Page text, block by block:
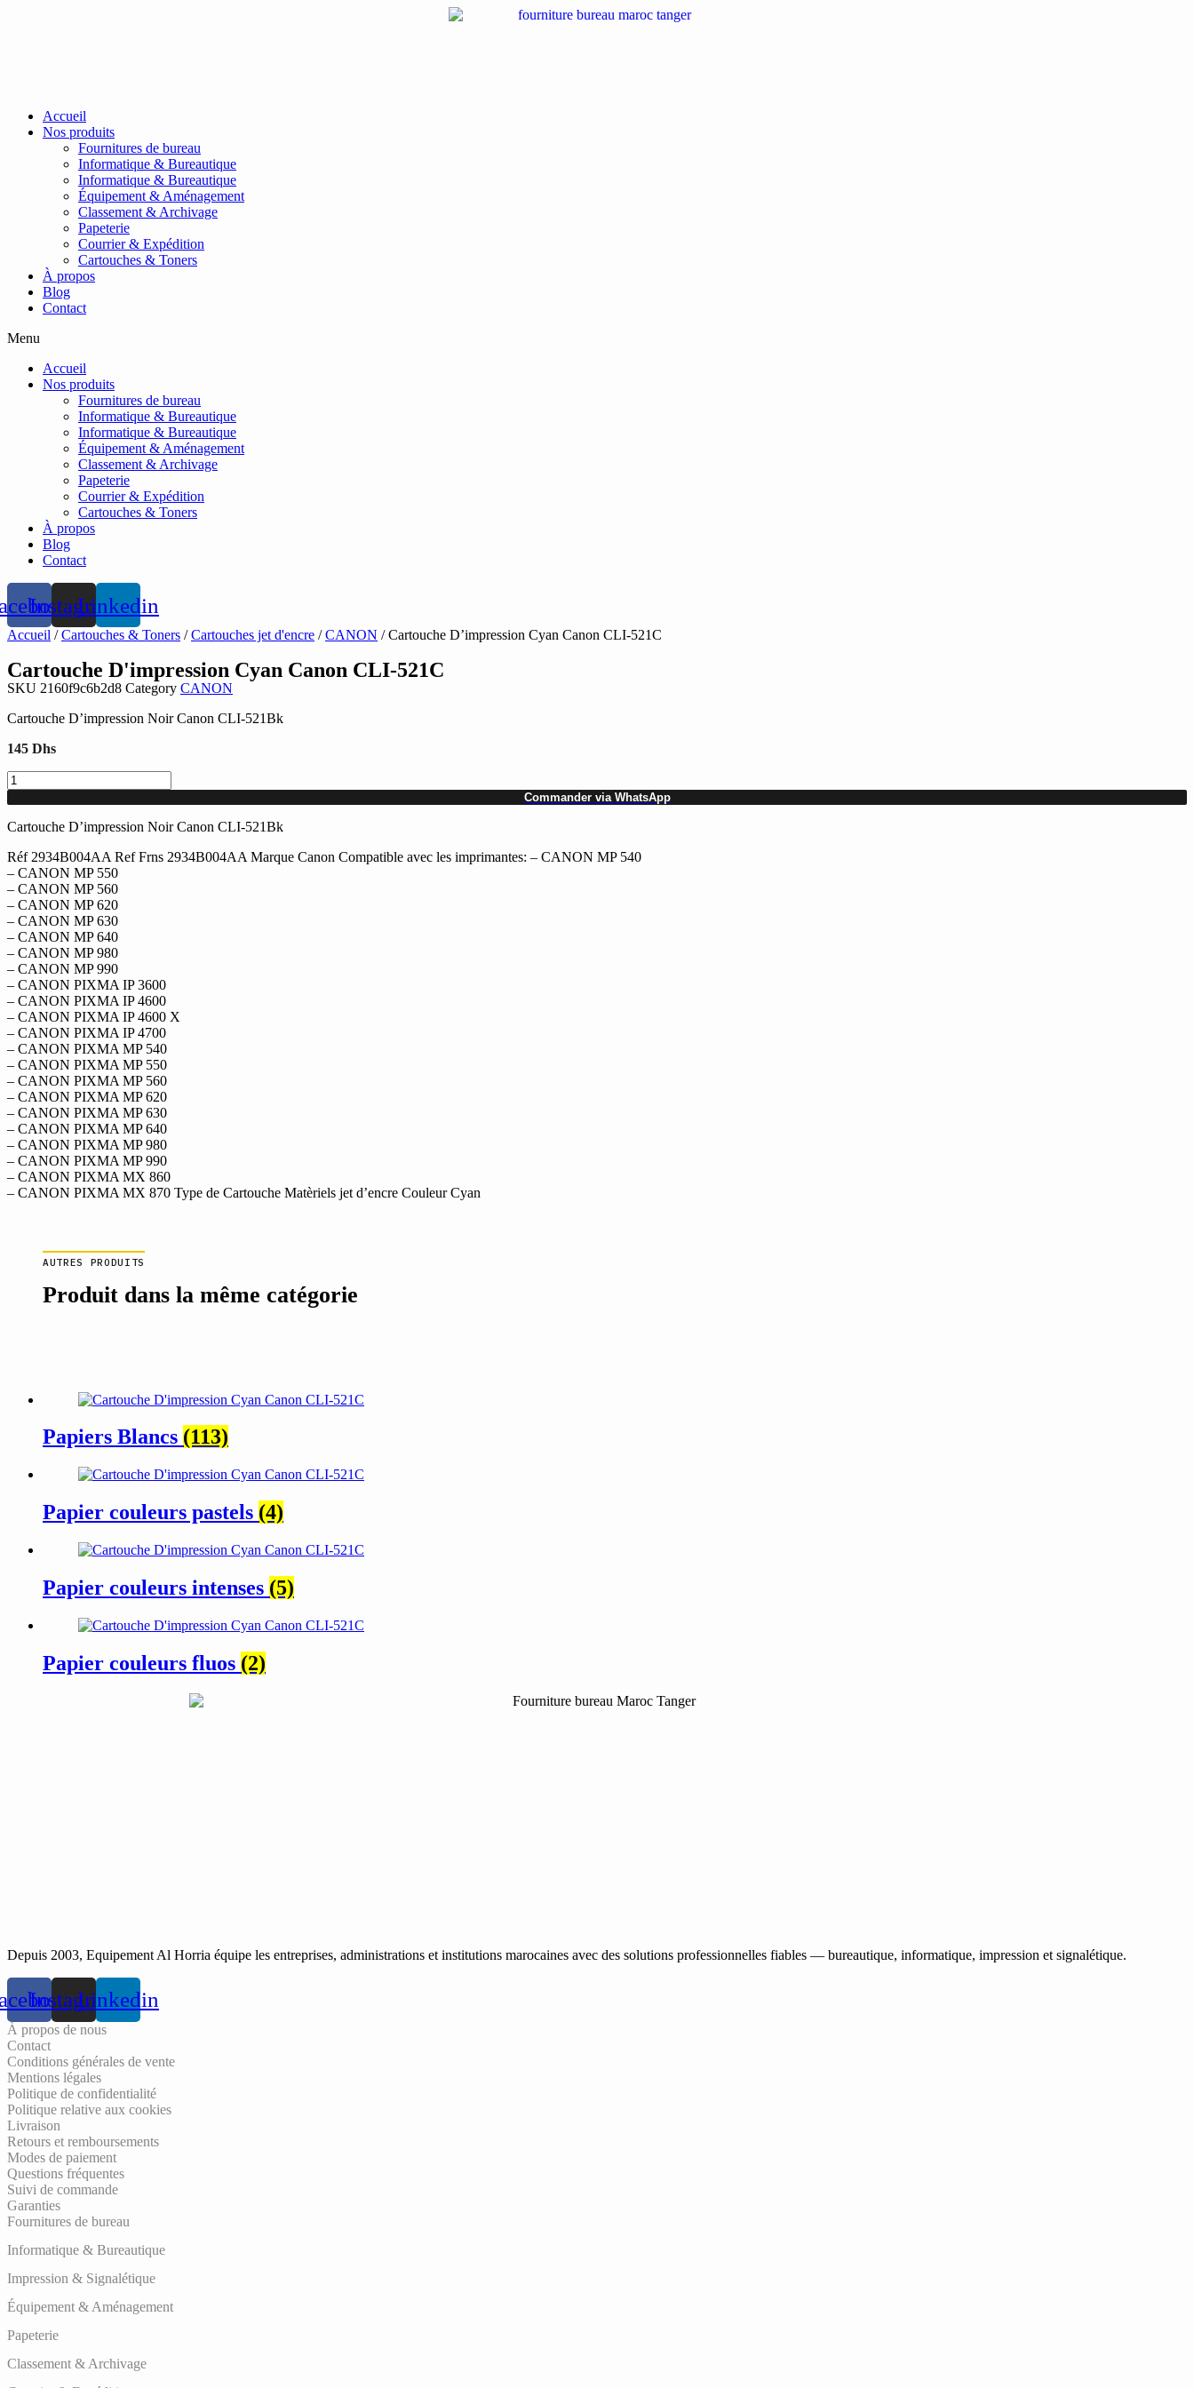
Accueil
Nos produits
Fournitures de bureau
Informatique & Bureautique
Informatique & Bureautique
Équipement & Aménagement
Classement & Archivage
Papeterie
Courrier & Expédition
Cartouches & Toners
À propos
Blog
Contact
Menu
Accueil
Nos produits
Fournitures de bureau
Informatique & Bureautique
Informatique & Bureautique
Équipement & Aménagement
Classement & Archivage
Papeterie
Courrier & Expédition
Cartouches & Toners
À propos
Blog
Contact
InstagramLinkedin
Accueil /Cartouches & Toners /Cartouches jet d'encre /CANON / Cartouche D’impression Cyan Canon CLI-521C
Cartouche D'impression Cyan Canon CLI-521C
SKU 2160f9c6b2d8 Category CANON
Cartouche D’impression Noir Canon CLI-521Bk
145 Dhs
quantité
de
Cartouche
D'impression
Canon
CLI-
521C
Commander via WhatsApp
Cartouche D’impression Noir Canon CLI-521Bk
Réf 2934B004AA Ref Frns 2934B004AA Marque Canon Compatible avec les imprimantes: – CANON MP 540
– CANON MP 550
– CANON MP 560
– CANON MP 620
– CANON MP 630
– CANON MP 640
– CANON MP 980
– CANON MP 990
– CANON PIXMA IP 3600
– CANON PIXMA IP 4600
– CANON PIXMA IP 4600 X
– CANON PIXMA IP 4700
– CANON PIXMA MP 540
– CANON PIXMA MP 550
– CANON PIXMA MP 560
– CANON PIXMA MP 620
– CANON PIXMA MP 630
– CANON PIXMA MP 640
– CANON PIXMA MP 980
– CANON PIXMA MP 990
– CANON PIXMA MX 860
– CANON PIXMA MX 870 Type de Cartouche Matèriels jet d’encre Couleur Cyan
AUTRES PRODUITS
Produit dans la même catégorie
Papiers Blancs (113)
Papier couleurs pastels (4)
Papier couleurs intenses (5)
Papier couleurs fluos (2)
Depuis 2003, Equipement Al Horria équipe les entreprises, administrations et institutions marocaines avec des solutions professionnelles fiables — bureautique, informatique, impression et signalétique.
InstagramLinkedin
À propos de nous
Contact
Conditions générales de vente
Mentions légales
Politique de confidentialité
Politique relative aux cookies
Livraison
Retours et remboursements
Modes de paiement
Questions fréquentes
Suivi de commande
Garanties
Fournitures de bureau
Informatique & Bureautique
Impression & Signalétique
Équipement & Aménagement
Papeterie
Classement & Archivage